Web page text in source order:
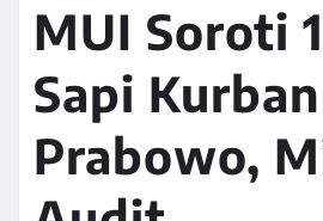
MUI Soroti
Sapi Kurban
Prabowo,